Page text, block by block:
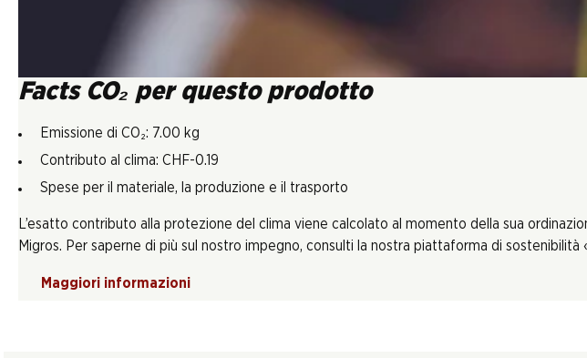
Facts CO₂ per questo prodotto
Emissione di CO₂: 7.00 kg
Contributo al clima: CHF-0.19
Spese per il materiale, la produzione e il trasporto
L’esatto contributo alla protezione del clima viene calcolato al momento della sua
Migros. Per saperne di più sul nostro impegno, consulti la nostra piattaforma di sostenibilità
Maggiori informazioni